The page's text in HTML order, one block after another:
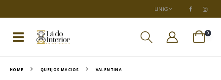
LINKS
0
HOME QUEIJOS MACIOS VALENTINA